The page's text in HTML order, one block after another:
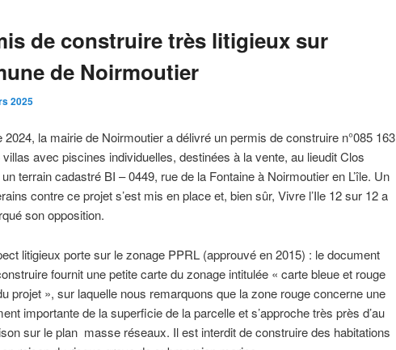
de construire très litigieux sur
de Noirmoutier
2025
2024, la mairie de Noirmoutier a délivré un permis de construire n°085 163
avec piscines individuelles, destinées à la vente, au lieudit Clos
terrain cadastré BI – 0449, rue de la Fontaine à Noirmoutier en L’île. Un
contre ce projet s’est mis en place et, bien sûr, Vivre l’Ile 12 sur 12 a
son opposition.
litigieux porte sur le zonage PPRL (approuvé en 2015) : le document
fournit une petite carte du zonage intitulée « carte bleue et rouge
projet », sur laquelle nous remarquons que la zone rouge concerne une
importante de la superficie de la parcelle et s’approche très près d’au
sur le plan masse réseaux. Il est interdit de construire des habitations